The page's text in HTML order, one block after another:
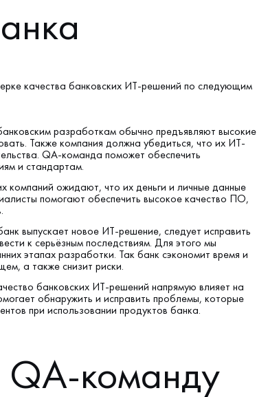
качества банковских ИТ-решений по следующим
разработкам обычно предъявляют высокие
Также компания должна убедиться, что их ИТ-
QA-команда поможет обеспечить
и стандартам.
компаний ожидают, что их деньги и личные данные
помогают обеспечить высокое качество ПО,
выпускает новое ИТ-решение, следует исправить
к серьёзным последствиям. Для этого мы
этапах разработки. Так банк сэкономит время и
а также снизит риски.
банковских ИТ-решений напрямую влияет на
обнаружить и исправить проблемы, которые
при использовании продуктов банка.
QA-команду